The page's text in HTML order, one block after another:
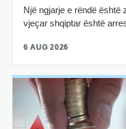
Një ngjarje e rëndë është
vjeçar shqiptar është
6 AUG 2026